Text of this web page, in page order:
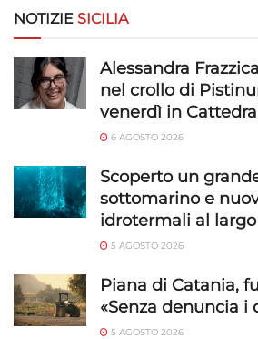
NOTIZIE SICILIA
Alessandra
nel crollo di
venerdì in
6 AGOSTO 2026
Scoperto un
sottomarino e
idrotermali al
5 AGOSTO 2026
Piana di Catania,
«Senza denuncia i
5 AGOSTO 2026